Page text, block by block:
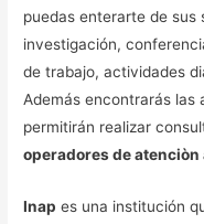
puedas enterarte de
investigación,
de trabajo, actividades
Además encontrarás
permitirán realizar
operadores de atenciòn
Inap es una institución